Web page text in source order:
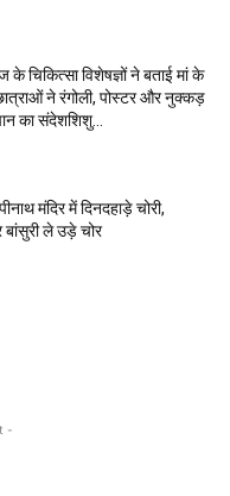
चिकित्सा विशेषज्ञों ने बताई मां के
ने रंगोली, पोस्टर और नुक्कड़
का संदेशशिशु...
मंदिर में दिनदहाड़े चोरी,
ले उड़े चोर
-